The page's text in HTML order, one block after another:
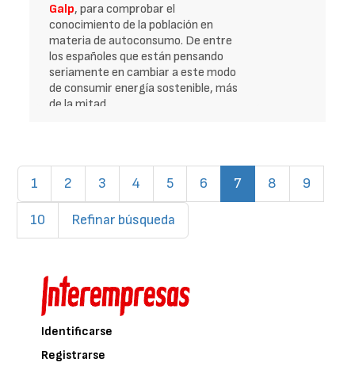
Galp, para comprobar el
conocimiento de la población en
materia de autoconsumo. De entre
los españoles que están pensando
seriamente en cambiar a este modo
de consumir energía sostenible, más
de la mitad
1 2 3 4 5 6 7(current)
8 9
10 Refinar búsqueda
Identificarse
Registrarse